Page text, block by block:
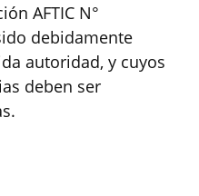
AFTIC N°
debidamente
autoridad, y cuyos
deben ser